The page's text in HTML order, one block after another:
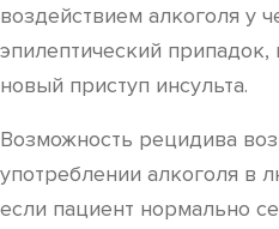
воздействием алкоголя у
эпилептический
новый приступ инсульта.
Возможность рецидива
употреблении алкоголя в
если пациент нормально